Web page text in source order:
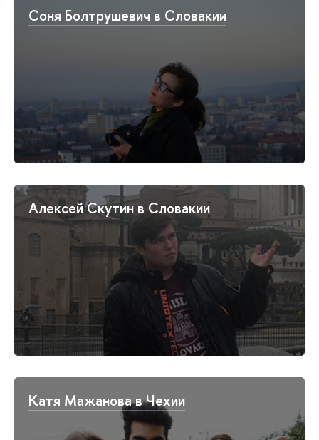
Соня Болтрушевич в Словакии
Алексей Скутин в Словакии
Катя Мажанова в Чехии